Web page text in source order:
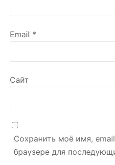
Email *
Сайт
Сохранить моё имя,
браузере для